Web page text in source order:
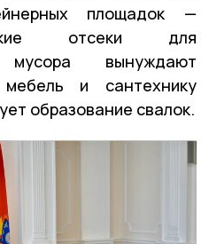
площадок —
отсеки для
мусора вынуждают
и сантехнику
образование свалок.